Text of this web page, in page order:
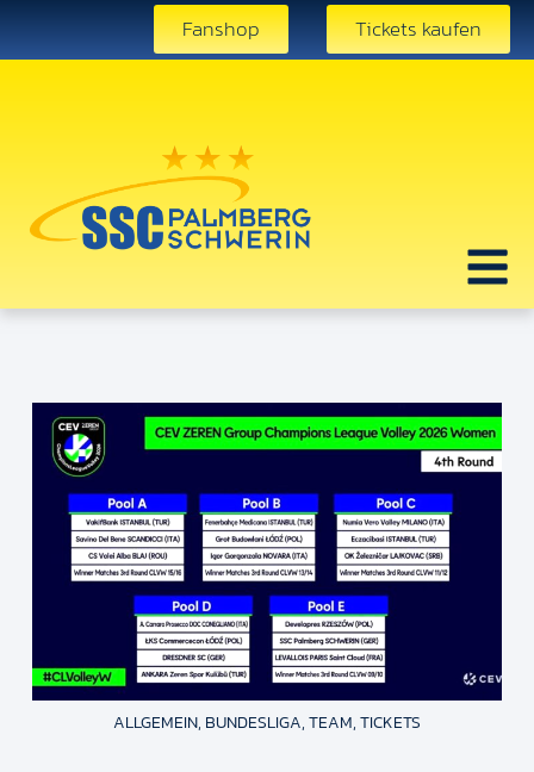
Fanshop Tickets kaufen
ALLGEMEIN, BUNDESLIGA,TEAM,TICKETS